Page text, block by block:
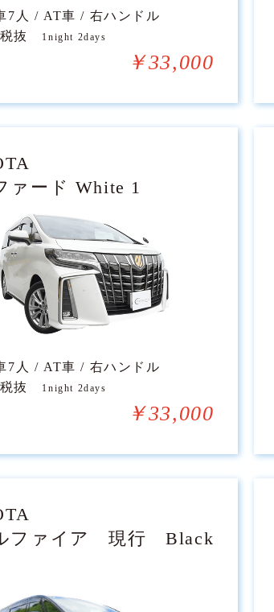
7人 / AT車 / 右ハンドル
税抜
1night 2days
￥33,000
ァード White 1
7人 / AT車 / 右ハンドル
税抜
1night 2days
￥33,000
ファイア 現行 Black